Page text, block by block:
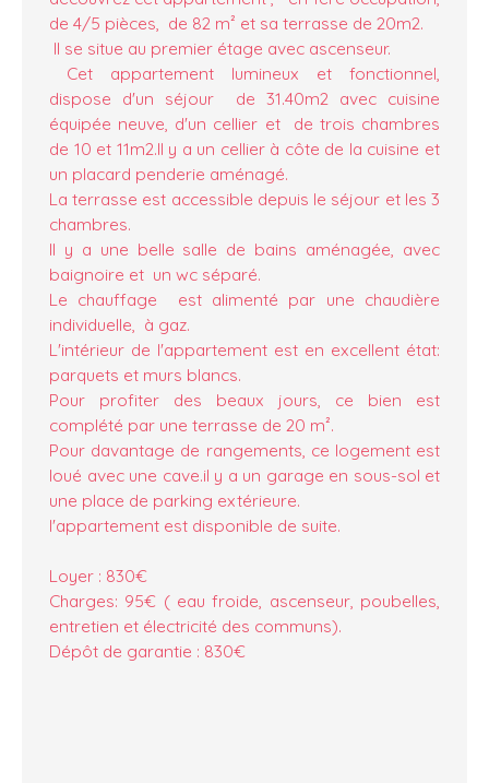
de 4/5 pièces, de 82 m² et sa terrasse de 20m2.
Il se situe au premier étage avec ascenseur.
Cet appartement lumineux et fonctionnel,
dispose d'un séjour de 31.40m2 avec cuisine
équipée neuve, d'un cellier et de trois chambres
de 10 et 11m2.Il y a un cellier à côte de la cuisine et
un placard penderie aménagé.
La terrasse est accessible depuis le séjour et les 3
chambres.
Il y a une belle salle de bains aménagée, avec
baignoire et un wc séparé.
Le chauffage est alimenté par une chaudière
individuelle, à gaz.
L'intérieur de l'appartement est en excellent état:
parquets et murs blancs.
Pour profiter des beaux jours, ce bien est
complété par une terrasse de 20 m².
Pour davantage de rangements, ce logement est
loué avec une cave.il y a un garage en sous-sol et
une place de parking extérieure.
l'appartement est disponible de suite.
Loyer : 830€
Charges: 95€ ( eau froide, ascenseur, poubelles,
entretien et électricité des communs).
Dépôt de garantie : 830€